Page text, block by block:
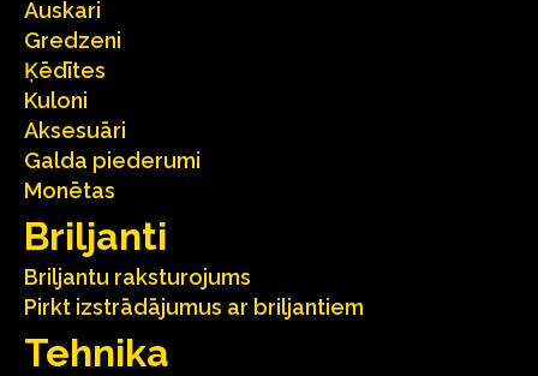
Auskari
Gredzeni
Ķēdītes
Kuloni
Aksesuāri
Galda piederumi
Monētas
Briljanti
Briljantu raksturojums
Pirkt izstrādājumus ar briljantiem
Tehnika